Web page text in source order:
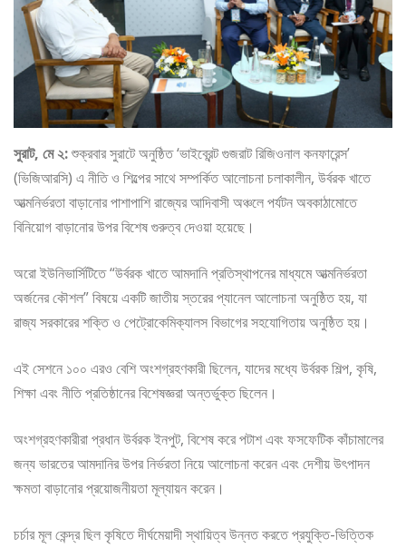
সুরাট, মে ২:শুক্রবার সুরাটে অনুষ্ঠিত ‘ভাইব্রেন্ট গুজরাট রিজিওনাল কনফারেন্স’
(ভিজিআরসি) এ নীতি ও শিল্পের সাথে সম্পর্কিত আলোচনা চলাকালীন, উর্বরক খাতে
আত্মনির্ভরতা বাড়ানোর পাশাপাশি রাজ্যের আদিবাসী অঞ্চলে পর্যটন অবকাঠামোতে
বিনিয়োগ বাড়ানোর উপর বিশেষ গুরুত্ব দেওয়া হয়েছে।
অরো ইউনিভার্সিটিতে “উর্বরক খাতে আমদানি প্রতিস্থাপনের মাধ্যমে আত্মনির্ভরতা
অর্জনের কৌশল” বিষয়ে একটি জাতীয় স্তরের প্যানেল আলোচনা অনুষ্ঠিত হয়, যা
রাজ্য সরকারের শক্তি ও পেট্রোকেমিক্যালস বিভাগের সহযোগিতায় অনুষ্ঠিত হয়।
এই সেশনে ১০০ এরও বেশি অংশগ্রহণকারী ছিলেন, যাদের মধ্যে উর্বরক শিল্প, কৃষি,
শিক্ষা এবং নীতি প্রতিষ্ঠানের বিশেষজ্ঞরা অন্তর্ভুক্ত ছিলেন।
অংশগ্রহণকারীরা প্রধান উর্বরক ইনপুট, বিশেষ করে পটাশ এবং ফসফেটিক কাঁচামালের
জন্য ভারতের আমদানির উপর নির্ভরতা নিয়ে আলোচনা করেন এবং দেশীয় উৎপাদন
ক্ষমতা বাড়ানোর প্রয়োজনীয়তা মূল্যায়ন করেন।
চর্চার মূল কেন্দ্র ছিল কৃষিতে দীর্ঘমেয়াদী স্থায়িত্ব উন্নত করতে প্রযুক্তি-ভিত্তিক